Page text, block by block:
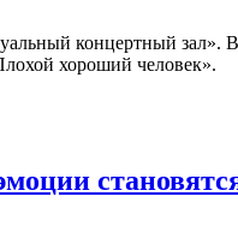
концертный зал».
хороший человек».